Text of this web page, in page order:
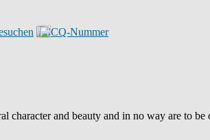
character and beauty and in no way are to be